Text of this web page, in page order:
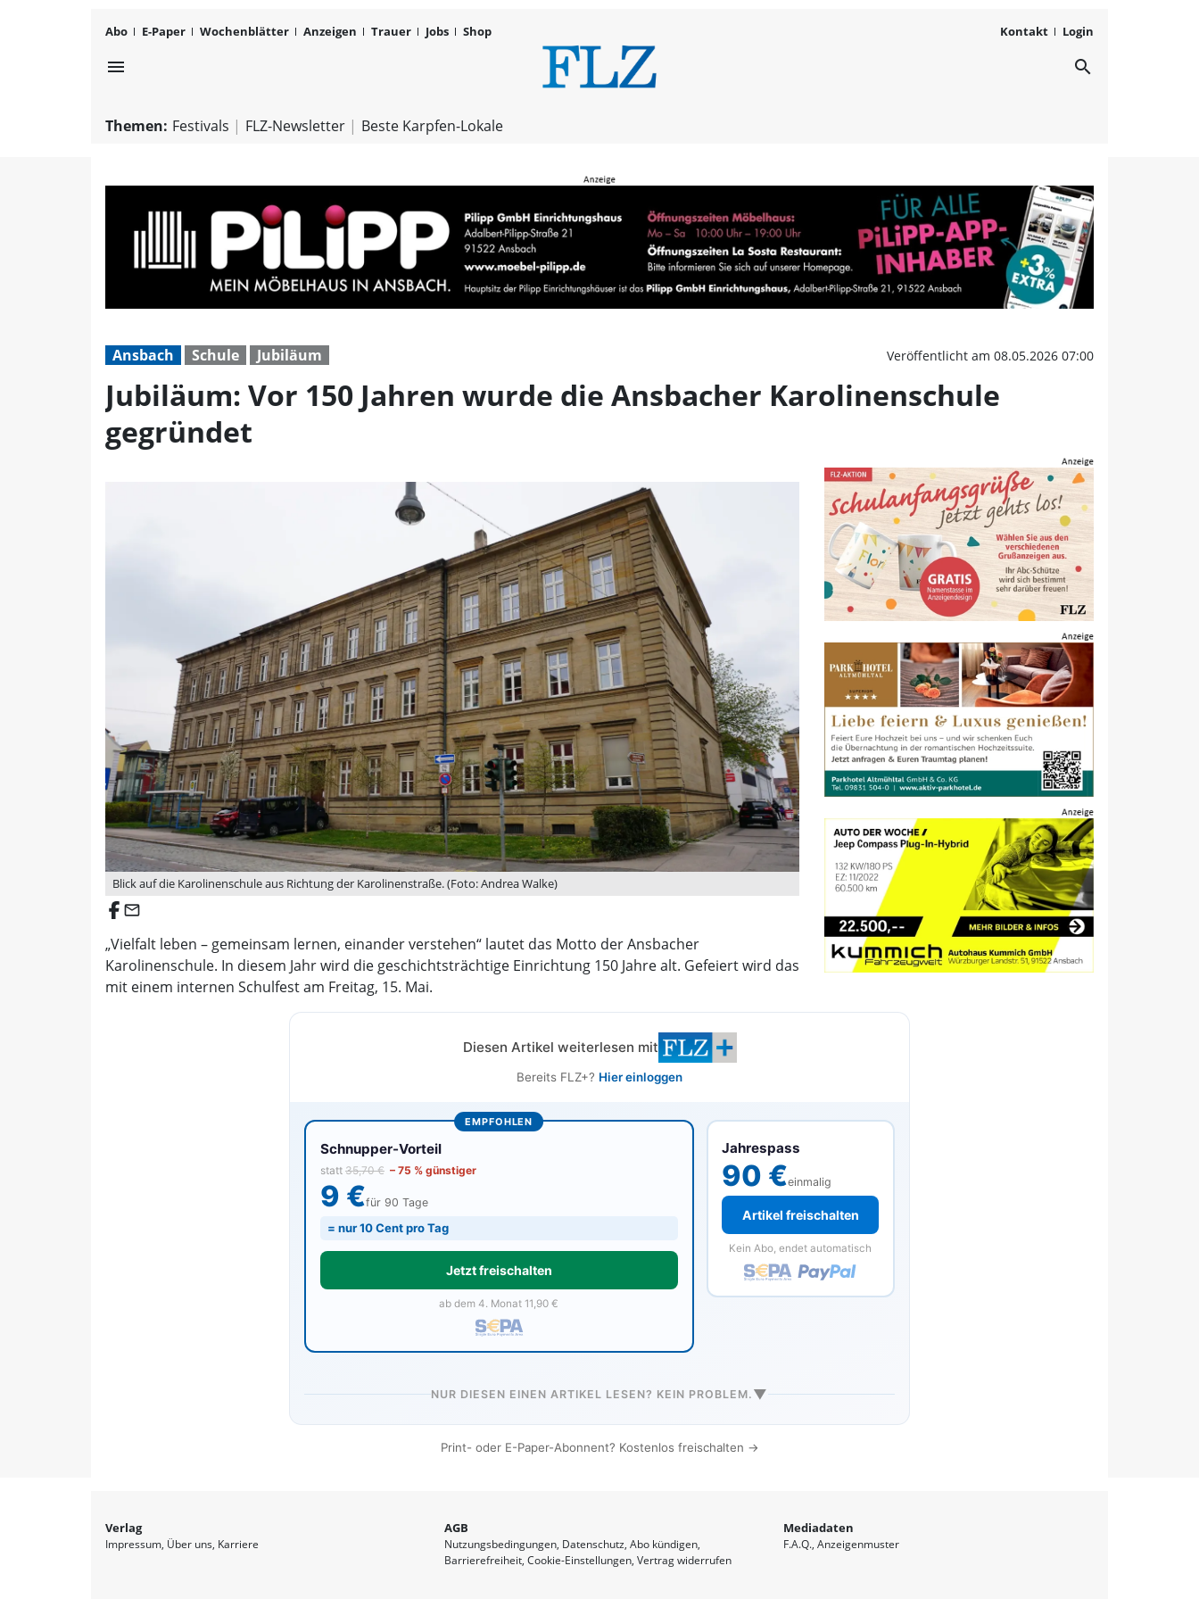
Abo E-Paper Wochenblätter Anzeigen Trauer Jobs Shop Kontakt Login
menu Jubiläum: Vor 150 Jahren wurde
search
Themen: Festivals FLZ-Newsletter Beste Karpfen-Lokale
Ansbach Schule Jubiläum Veröffentlicht am 08.05.2026 07:00
Jubiläum: Vor 150 Jahren wurde die Ansbacher Karolinenschule
gegründet
Blick auf die Karolinenschule aus Richtung der Karolinenstraße. (Foto: Andrea Walke)
email
„Vielfalt leben – gemeinsam lernen, einander verstehen“ lautet das Motto der Ansbacher
Karolinenschule. In diesem Jahr wird die geschichtsträchtige Einrichtung 150 Jahre alt. Gefeiert wird das
mit einem internen Schulfest am Freitag, 15. Mai.
Diesen Artikel weiterlesen mit
Bereits FLZ+? Hier einloggen
Jahrespass
90 €einmalig
Artikel freischalten
Kein Abo, endet automatisch
EMPFOHLEN
Schnupper-Vorteil
statt 35,70 € – 75 % günstiger
9 €für 90 Tage
= nur 10 Cent pro Tag
Jetzt freischalten
ab dem 4. Monat 11,90 €
NUR DIESEN EINEN ARTIKEL LESEN? KEIN PROBLEM. ▼
Print- oder E-Paper-Abonnent? Kostenlos freischalten →
Verlag
Impressum Über uns Karriere
AGB
Nutzungsbedingungen Datenschutz Abo kündigen
Barrierefreiheit Cookie-Einstellungen Vertrag widerrufen
Mediadaten
F.A.Q. Anzeigenmuster